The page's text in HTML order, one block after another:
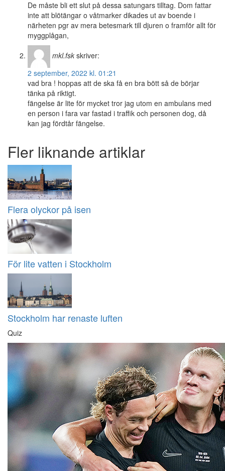
De måste bli ett slut på dessa satungars tilltag. Dom fattar
inte att blötängar o våtmarker dikades ut av boende i
närheten pgr av mera betesmark till djuren o framför allt för
myggplågan,
mkl.fsk skriver:
2 september, 2022 kl. 01:21
vad bra ! hoppas att de ska få en bra bött så de börjar
tänka på riktigt.
fängelse är lite för mycket tror jag utom en ambulans med
en person i fara var fastad i traffik och personen dog, då
kan jag fördtår fängelse.
Fler liknande artiklar
Flera olyckor på isen
För lite vatten i Stockholm
Stockholm har renaste luften
Quiz